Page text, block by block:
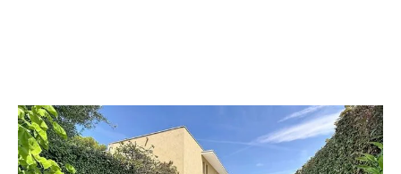
ANTIBES 06
97,51 m2, 5 pièces
Ref : 35971